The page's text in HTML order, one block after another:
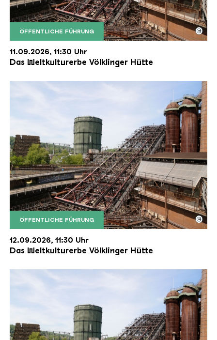
ÖFFENTLICHE FÜHRUNG
Der Erzschrägaufzug der Völklinger Hütte mit
Copyright: Weltkulturerbe Völklinger Hütte | Karl
©
11.09.2026, 11:30 Uhr
Das Weltkulturerbe Völklinger Hütte
ÖFFENTLICHE FÜHRUNG
Der Erzschrägaufzug der Völklinger Hütte mit
Copyright: Weltkulturerbe Völklinger Hütte | Karl
©
12.09.2026, 11:30 Uhr
Das Weltkulturerbe Völklinger Hütte